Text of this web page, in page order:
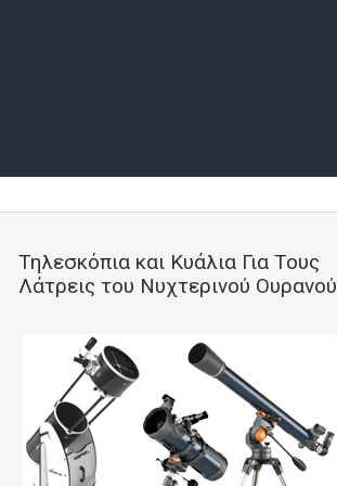
Τηλεσκόπια και Κυάλια Για Τους
Λάτρεις του Νυχτερινού Ουρανού